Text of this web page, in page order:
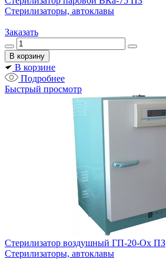
Стерилизаторы, автоклавы
Заказать
В корзине
Подробнее
Быстрый просмотр
Стерилизатор воздушный ГП-20-Ох ПЗ
Стерилизаторы, автоклавы